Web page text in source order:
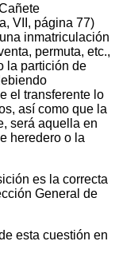
VII, página 77)
inmatriculación
permuta, etc.,
la partición de
el transferente lo
así como que la
será aquella en
heredero o la
es la correcta
General de
esta cuestión en